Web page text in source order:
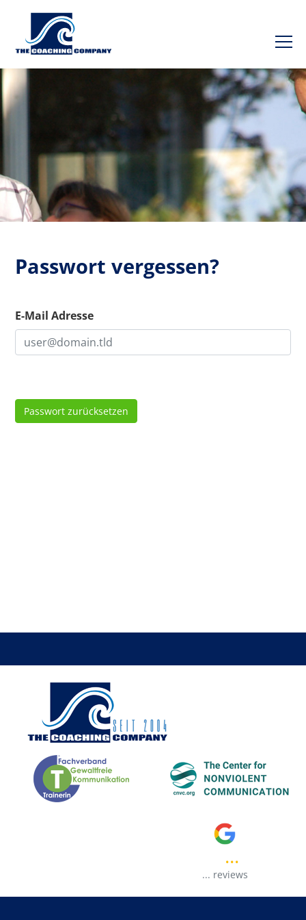
Passwort vergessen?
E-Mail Adresse
Passwort zurücksetzen
...
... reviews